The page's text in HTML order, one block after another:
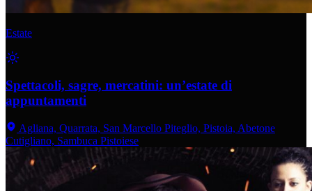
Estate
Spettacoli, sagre, mercatini: un’estate di
appuntamenti
Agliana, Quarrata, San Marcello Piteglio, Pistoia, Abetone
Cutigliano, Sambuca Pistoiese